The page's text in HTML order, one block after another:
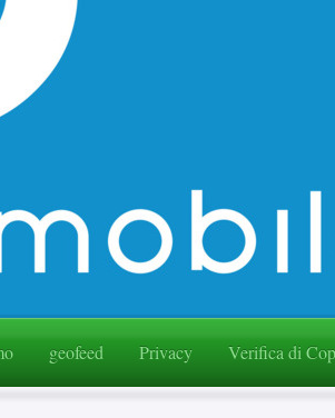
geofeed Privacy Verifica di